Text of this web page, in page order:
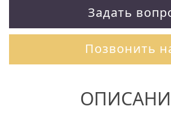
Задать
Позвонить